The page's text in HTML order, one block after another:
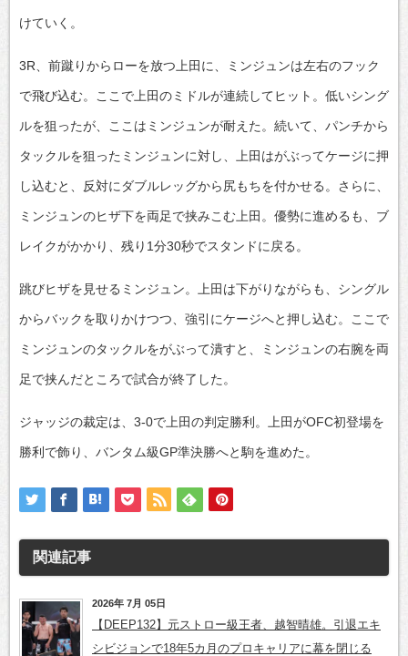
けていく。
3R、前蹴りからローを放つ上田に、ミンジュンは左右のフック
で飛び込む。ここで上田のミドルが連続してヒット。低いシング
ルを狙ったが、ここはミンジュンが耐えた。続いて、パンチから
タックルを狙ったミンジュンに対し、上田はがぶってケージに押
し込むと、反対にダブルレッグから尻もちを付かせる。さらに、
ミンジュンのヒザ下を両足で挟みこむ上田。優勢に進めるも、ブ
レイクがかかり、残り1分30秒でスタンドに戻る。
跳びヒザを見せるミンジュン。上田は下がりながらも、シングル
からバックを取りかけつつ、強引にケージへと押し込む。ここで
ミンジュンのタックルをがぶって潰すと、ミンジュンの右腕を両
足で挟んだところで試合が終了した。
ジャッジの裁定は、3-0で上田の判定勝利。上田がOFC初登場を
勝利で飾り、バンタム級GP準決勝へと駒を進めた。
関連記事
2026年 7月 05日
【DEEP132】元ストロー級王者、越智晴雄。引退エキ
シビジョンで18年5カ月のプロキャリアに幕を閉じる